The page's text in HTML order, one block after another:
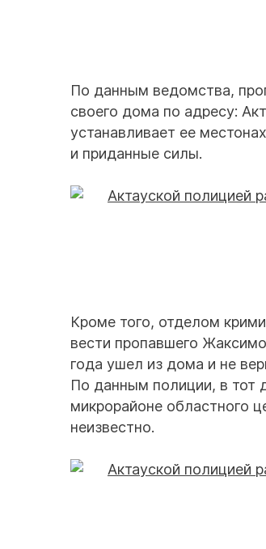
По данным ведомства,
своего дома по адресу:
устанавливает ее
и приданные силы.
Кроме того, отделом
вести пропавшего
года ушел из дома и не
По данным полиции, в тот
микрорайоне областного
неизвестно.